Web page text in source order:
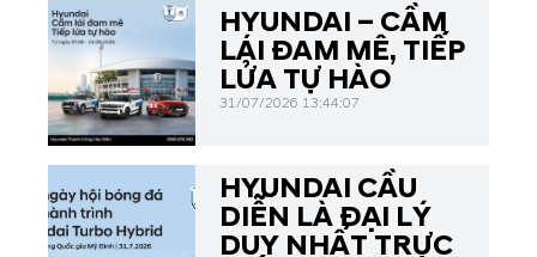
Hyundai Thành Công Cầu
Diễn mang đến chương
trình ưu đãi hấp dẫn dành
cho Quý khách hàng.
HYUNDAI – CẦM
LÁI ĐAM MÊ, TIẾP
LỬA TỰ HÀO
31/07/2026 13:44:07
HYUNDAI CẦU
DIỄN LÀ ĐẠI LÝ
DUY NHẤT TRỰC